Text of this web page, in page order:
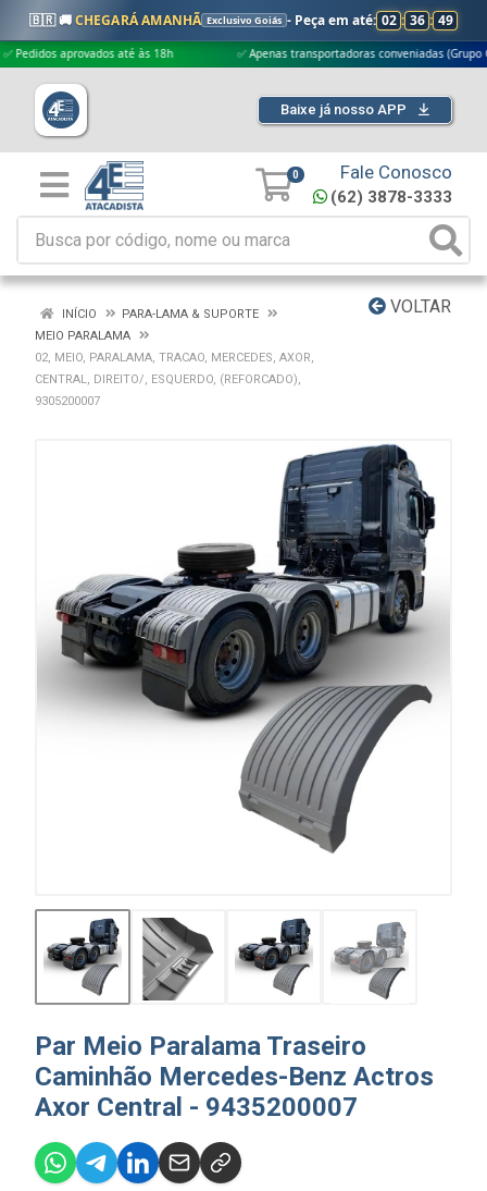
🇧🇷 🚚CHEGARÁ AMANHÃ Exclusivo Goiás - Peça em até: 02 : 36 : 48
aprovados até às 18h ✅ Apenas transportadoras conveniadas (Grupo G5)
Baixe já nosso APP
0 Fale Conosco
(62) 3878-3333
VOLTAR
INÍCIO
PARA-LAMA & SUPORTE
MEIO PARALAMA
02, MEIO, PARALAMA, TRACAO, MERCEDES, AXOR,
CENTRAL, DIREITO/, ESQUERDO, (REFORCADO),
9305200007
Par Meio Paralama Traseiro
Caminhão Mercedes-Benz Actros
Axor Central - 9435200007